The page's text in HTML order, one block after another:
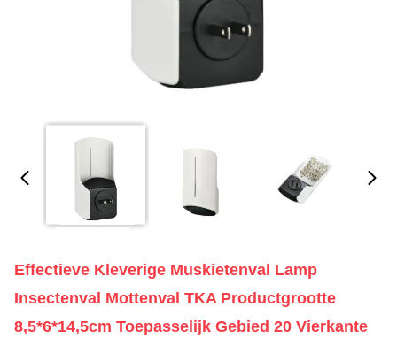
Effectieve Kleverige Muskietenval Lamp
Insectenval Mottenval TKA Productgrootte
8,5*6*14,5cm Toepasselijk Gebied 20 Vierkante